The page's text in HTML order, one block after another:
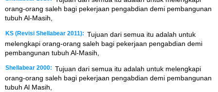
orang-orang saleh bagi pekerjaan pengabdian demi pembangunan
tubuh Al-Masih,
KS (Revisi Shellabear 2011): Tujuan dari semua itu adalah untuk
melengkapi orang-orang saleh bagi pekerjaan pengabdian demi
pembangunan tubuh Al-Masih,
Shellabear 2000: Tujuan dari semua itu adalah untuk melengkapi
orang-orang saleh bagi pekerjaan pengabdian demi pembangunan
tubuh Al Masih,